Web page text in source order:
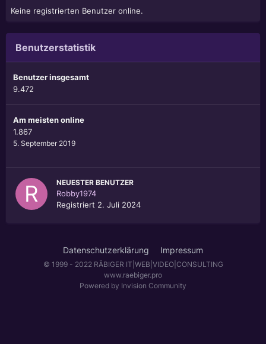
Keine registrierten Benutzer online.
Benutzerstatistik
Benutzer insgesamt
9.472
Am meisten online
1.867
5. September 2019
NEUESTER BENUTZER
Robby1974
Registriert 2. Juli 2024
Datenschutzerklärung Impressum
© 1999 - 2022 RÄBIGER IT|WEB|VIDEO|CONSULTING
www.raebiger.pro
Powered by Invision Community